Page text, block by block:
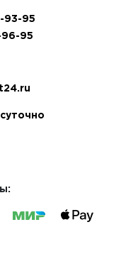
93-95
96-95